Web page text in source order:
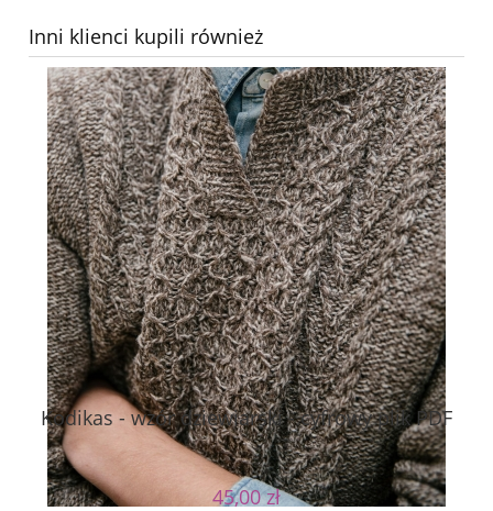
Inni klienci kupili również
Kodikas - wzór dziewiarski - cyfrowy plik PDF
45,00 zł